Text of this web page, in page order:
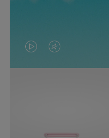
DAS
VIDEO
VIDEO
IST